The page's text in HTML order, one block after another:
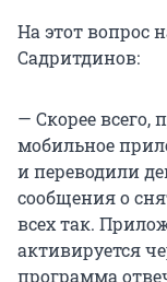
На этот вопрос
Садритдинов:
— Скорее всего,
мобильное
и переводили
сообщения о
всех так.
активируется
программа